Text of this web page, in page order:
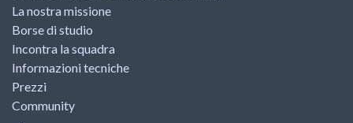
La nostra missione
Borse di studio
Incontra la squadra
Informazioni tecniche
Prezzi
Community